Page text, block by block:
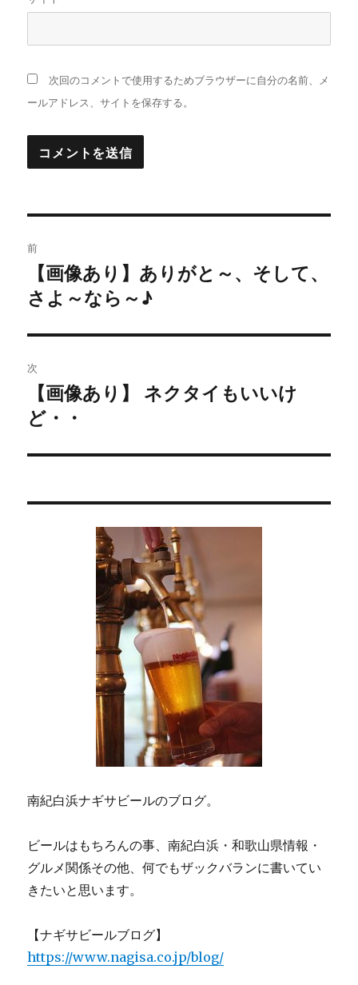
次回のコメントで使用するためブラウザーに自分の名前、メ
ールアドレス、サイトを保存する。
稿
ナ
ビ
ゲ
ー
シ
ン
前
去
投
稿:
【画像あり】ありがと～、そして、
さよ～なら～♪
次
の
稿:
【画像あり】 ネクタイもいいけ
ど・・
南紀白浜ナギサビールのブログ。
ビールはもちろんの事、南紀白浜・和歌山県情報・
グルメ関係その他、何でもザックバランに書いてい
きたいと思います。
【ナギサビールブログ】
https://www.nagisa.co.jp/blog/